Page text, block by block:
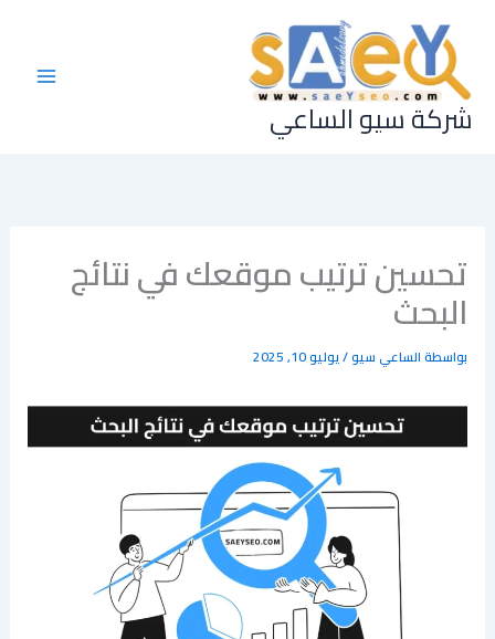
المحتوى
شركة سيو الساعي
تحسين ترتيب موقعك في نتائج
البحث
بواسطةالساعي سيو/يوليو 10, 2025